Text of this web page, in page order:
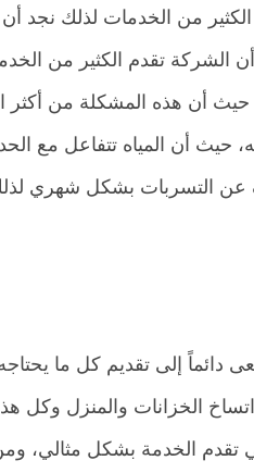
من الخدمات لذلك
الشركة تقدم الكثير من
حيث أن هذه المشكلة من
حيث أن المياه تتفاعل مع
التسربات بشكل شهري لذلك
دائماً إلى تقديم كل ما
الخزانات والمنزل وكل
الخدمة بشكل مثالي،